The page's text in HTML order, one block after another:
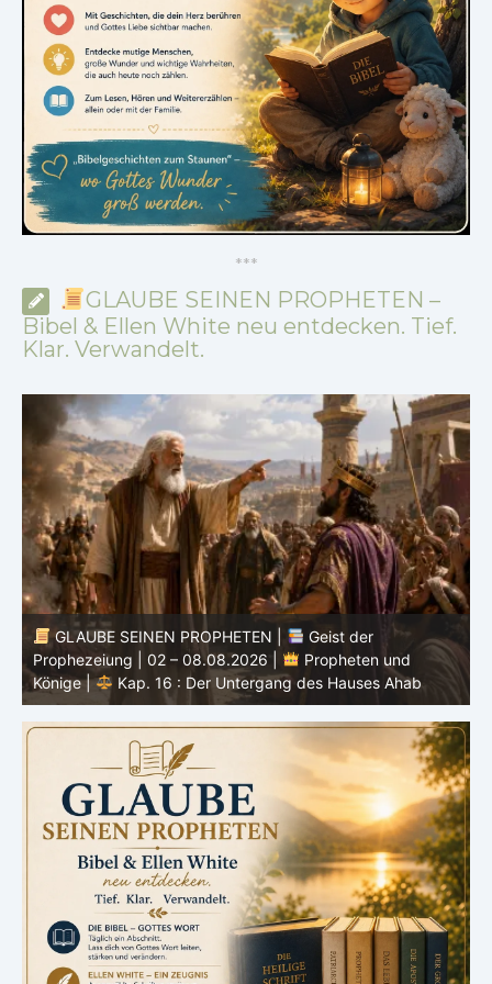
***
GLAUBE SEINEN PROPHETEN –
Bibel & Ellen White neu entdecken. Tief.
Klar. Verwandelt.
GLAUBE SEINEN PROPHETEN |
Bibelstudium |
01.08.2026 |
Hiob |
Kap.36 – Gott lehrt durch seine
Wege